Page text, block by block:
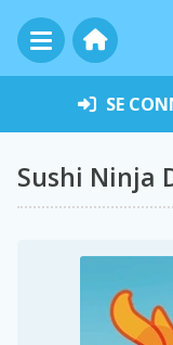
SE
Sushi Ninja